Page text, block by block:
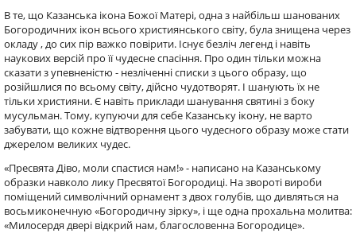
В те, що Казанська ікона Божої Матері, одна з найбільш шанованих
Богородичних ікон всього християнського світу, була знищена через
окладу , до сих пір важко повірити. Існує безліч легенд і навіть
наукових версій про її чудесне спасіння. Про один тільки можна
сказати з упевненістю - незліченні списки з цього образу, що
розійшлися по всьому світу, дійсно чудотворят. І шанують їх не
тільки християни. Є навіть приклади шанування святині з боку
мусульман. Тому, купуючи для себе Казанську ікону, не варто
забувати, що кожне відтворення цього чудесного образу може стати
джерелом великих чудес.
«Пресвята Діво, моли спастися нам!» - написано на Казанському
образки навколо лику Пресвятої Богородиці. На звороті вироби
поміщений символічний орнамент з двох голубів, що дивляться на
восьмиконечную «Богородичну зірку», і ще одна прохальна молитва:
«Милосердя двері відкрий нам, благословенна Богородице».